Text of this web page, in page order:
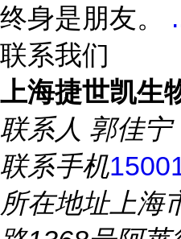
终身是朋友。
联系我们
上海捷世凯生
联系人 郭佳宁
联系手机
所在地址上海